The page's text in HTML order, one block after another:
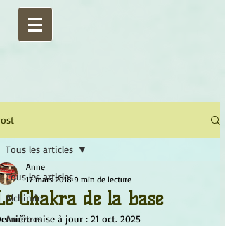
Tous les articles
Alchimie
Ancêtres
Tous les articles
Chakra de la base
Anne
17 mars 2018 9 min de lecture
mise à jour : 21 oct. 2025